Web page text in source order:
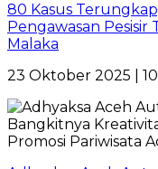
80 Kasus
Pengawasan
Malaka
23 Oktober 2025 |